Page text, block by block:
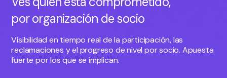
por organización de socio
Visibilidad en tiempo real de la participación, las
reclamaciones y el progreso de nivel por socio. Apuesta
fuerte por los que se implican.